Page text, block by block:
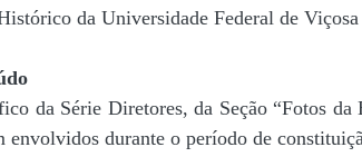
da Universidade Federal de
da Série Diretores, da Seção “Fotos
envolvidos durante o período de